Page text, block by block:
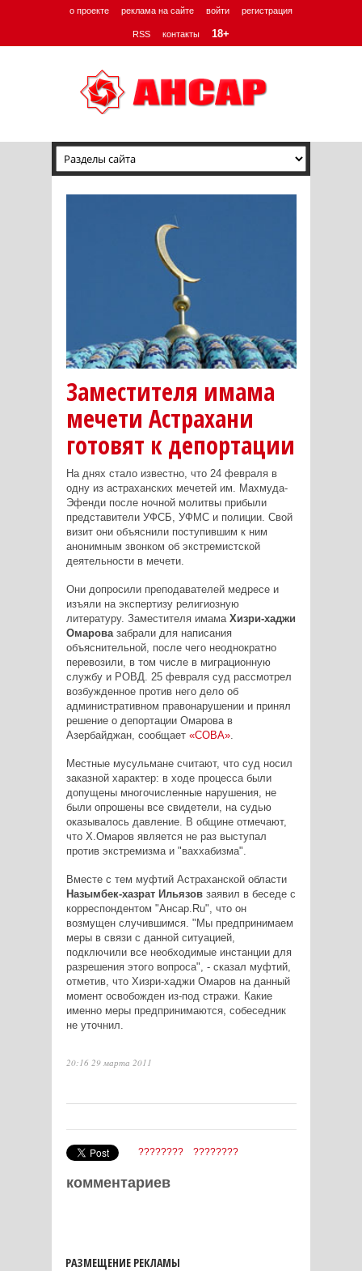
о проекте реклама на сайте войти регистрация
RSS контакты 18+
Заместителя имама
мечети Астрахани
готовят к депортации
На днях стало известно, что 24 февраля в
одну из астраханских мечетей им. Махмуда-
Эфенди после ночной молитвы прибыли
представители УФСБ, УФМС и полиции. Свой
визит они объяснили поступившим к ним
анонимным звонком об экстремистской
деятельности в мечети.
Они допросили преподавателей медресе и
изъяли на экспертизу религиозную
литературу. Заместителя имама Хизри-хаджи
Омаровазабрали для написания
объяснительной, после чего неоднократно
перевозили, в том числе в миграционную
службу и РОВД. 25 февраля суд рассмотрел
возбужденное против него дело об
административном правонарушении и принял
решение о депортации Омарова в
Азербайджан, сообщает «СОВА».
Местные мусульмане считают, что суд носил
заказной характер: в ходе процесса были
допущены многочисленные нарушения, не
были опрошены все свидетели, на судью
оказывалось давление. В общине отмечают,
что Х.Омаров является не раз выступал
против экстремизма и "ваххабизма".
Вместе с тем муфтий Астраханской области
Назымбек-хазрат Ильязовзаявил в беседе с
корреспондентом "Ансар.Ru", что он
возмущен случившимся. "Мы предпринимаем
меры в связи с данной ситуацией,
подключили все необходимые инстанции для
разрешения этого вопроса", - сказал муфтий,
отметив, что Хизри-хаджи Омаров на данный
момент освобожден из-под стражи. Какие
именно меры предпринимаются, собеседник
не уточнил.
20:16 29 марта 2011
???????? ????????
комментариев
РАЗМЕЩЕНИЕ РЕКЛАМЫ